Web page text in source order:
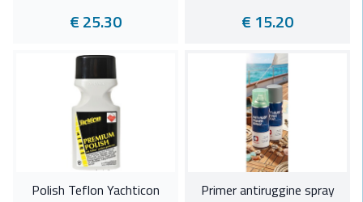
€ 25.30 € 15.20
Polish Teflon Yachticon Primer antiruggine spray